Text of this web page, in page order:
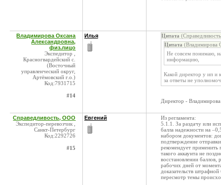
Владимирова Оксана
Александровна,
физ.лицо
Экспедитор ,
Красногвардейский с.
(Восточный
управленческий округ,
Артёмовский г.о.)
Код:7931715
#14
Илья Цитата
Цитата (Владимирова
Не совсем понимаю,
информацию,
Какой директор у ип и
за ответы не
Директор -
Справедливость, ООО
Экспедитор-перевозчик ,
Санкт-Петербург
Код:2292726
#15
Евгений
Из регламента:
5.1.1. За раздачу или
балла надежности на
набором документов:
подтверждение
рекомендует применить
такого аккаунта не
восстановлении
рабочих дней от
доказательств
пересмотр темы